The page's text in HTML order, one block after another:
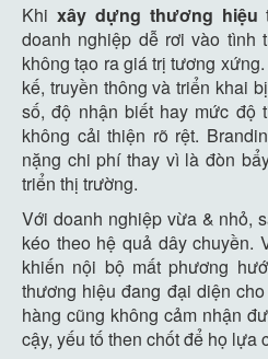
Khi xây dựng thương hiệu
doanh nghiệp dễ rơi vào tình
không tạo ra giá trị tương
kế, truyền thông và triển khai
số, độ nhận biết hay mức độ
không cải thiện rõ rệt.
nặng chi phí thay vì là đòn
triển thị trường.
Với doanh nghiệp vừa & nhỏ,
kéo theo hệ quả dây chuyền.
khiến nội bộ mất phương
thương hiệu đang đại diện
hàng cũng không cảm nhận
cậy, yếu tố then chốt để họ lựa